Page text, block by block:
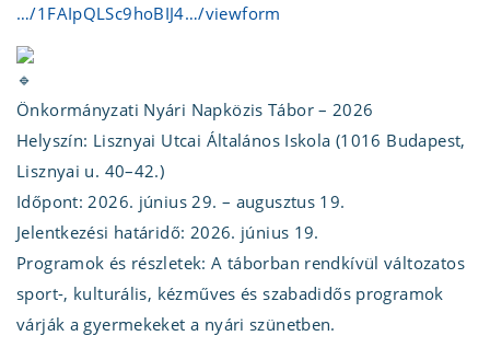
…/1FAIpQLSc9hoBIJ4…/viewform
Önkormányzati Nyári Napközis Tábor – 2026
Helyszín: Lisznyai Utcai Általános Iskola (1016 Budapest,
Lisznyai u. 40–42.)
Időpont: 2026. június 29. – augusztus 19.
Jelentkezési határidő: 2026. június 19.
Programok és részletek: A táborban rendkívül változatos
sport-, kulturális, kézműves és szabadidős programok
várják a gyermekeket a nyári szünetben.